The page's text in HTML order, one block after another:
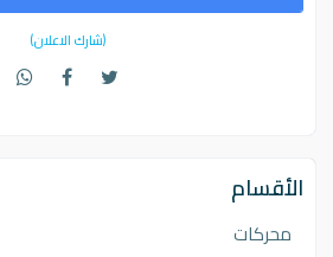
(شارك الاعلان)
الأقسام
محركات